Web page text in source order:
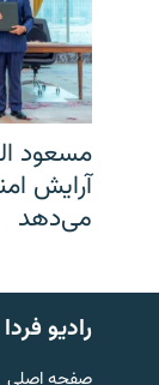
English
به ما بپیوندید
مسعود
آرایش
می‌دهد
رادیو فردا
صفحه اصلی